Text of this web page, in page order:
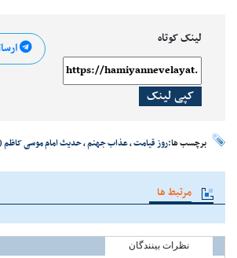
لینک کوتاه
کپی لینک
برچسب ها:روز قیامت،عذاب جهنم،حدیث امام موسی کاظم
مرتبط ها
نظرات بینندگان